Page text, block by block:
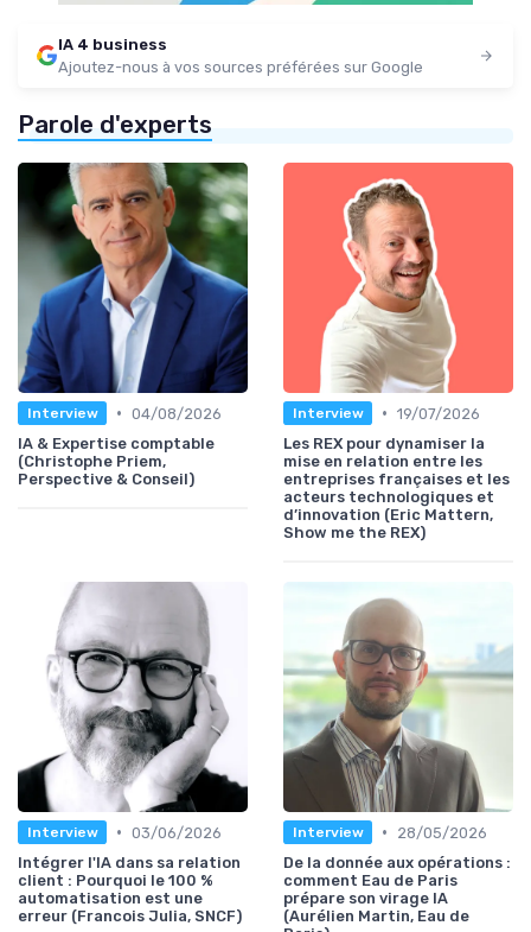
IA 4 business
Ajoutez-nous à vos sources préférées sur Google
Parole d'experts
Interview • 04/08/2026
IA & Expertise comptable
(Christophe Priem,
Perspective & Conseil)
Interview • 19/07/2026
Les REX pour dynamiser la
mise en relation entre les
entreprises françaises et les
acteurs technologiques et
d’innovation (Eric Mattern,
Show me the REX)
Interview • 03/06/2026
Intégrer l'IA dans sa relation
client : Pourquoi le 100 %
automatisation est une
erreur (Francois Julia, SNCF)
Interview •
28/05/2026
De la donnée aux opérations :
comment Eau de Paris
prépare son virage IA
(Aurélien Martin, Eau de